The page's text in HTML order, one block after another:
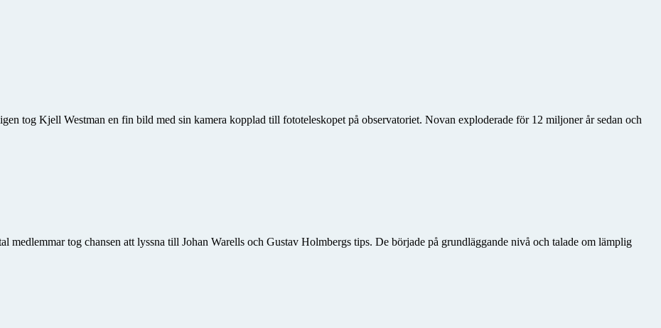
tog Kjell Westman en fin bild med sin kamera kopplad till fototeleskopet på observatoriet. Novan exploderade för 12 miljoner år sedan och
medlemmar tog chansen att lyssna till Johan Warells och Gustav Holmbergs tips. De började på grundläggande nivå och talade om lämplig